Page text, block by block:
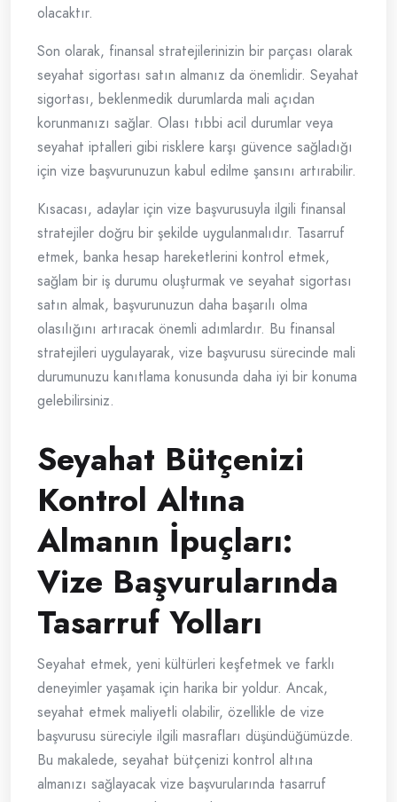
olacaktır.
Son olarak, finansal stratejilerinizin bir parçası olarak
seyahat sigortası satın almanız da önemlidir. Seyahat
sigortası, beklenmedik durumlarda mali açıdan
korunmanızı sağlar. Olası tıbbi acil durumlar veya
seyahat iptalleri gibi risklere karşı güvence sağladığı
için vize başvurunuzun kabul edilme şansını artırabilir.
Kısacası, adaylar için vize başvurusuyla ilgili finansal
stratejiler doğru bir şekilde uygulanmalıdır. Tasarruf
etmek, banka hesap hareketlerini kontrol etmek,
sağlam bir iş durumu oluşturmak ve seyahat sigortası
satın almak, başvurunuzun daha başarılı olma
olasılığını artıracak önemli adımlardır. Bu finansal
stratejileri uygulayarak, vize başvurusu sürecinde mali
durumunuzu kanıtlama konusunda daha iyi bir konuma
gelebilirsiniz.
Seyahat Bütçenizi
Kontrol Altına
Almanın İpuçları:
Vize Başvurularında
Tasarruf Yolları
Seyahat etmek, yeni kültürleri keşfetmek ve farklı
deneyimler yaşamak için harika bir yoldur. Ancak,
seyahat etmek maliyetli olabilir, özellikle de vize
başvurusu süreciyle ilgili masrafları düşündüğümüzde.
Bu makalede, seyahat bütçenizi kontrol altına
almanızı sağlayacak vize başvurularında tasarruf